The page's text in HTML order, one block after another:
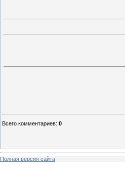
Всего комментариев: 0
Полная версия сайта